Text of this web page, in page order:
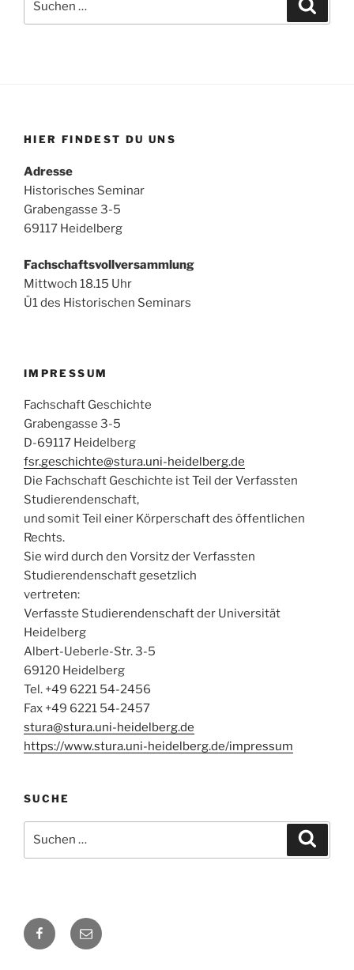
nach:
HIER FINDEST DU UNS
Adresse
Historisches Seminar
Grabengasse 3-5
69117 Heidelberg
Fachschaftsvollversammlung
Mittwoch 18.15 Uhr
Ü1 des Historischen Seminars
IMPRESSUM
Fachschaft Geschichte
Grabengasse 3-5
D-69117 Heidelberg
fsr.geschichte@stura.uni-heidelberg.de
Die Fachschaft Geschichte ist Teil der Verfassten
Studierendenschaft,
und somit Teil einer Körperschaft des öffentlichen
Rechts.
Sie wird durch den Vorsitz der Verfassten
Studierendenschaft gesetzlich
vertreten:
Verfasste Studierendenschaft der Universität
Heidelberg
Albert-Ueberle-Str. 3-5
69120 Heidelberg
Tel. +49 6221 54-2456
Fax +49 6221 54-2457
stura@stura.uni-heidelberg.de
https://www.stura.uni-heidelberg.de/impressum
SUCHE
Facebook
E-
Mail